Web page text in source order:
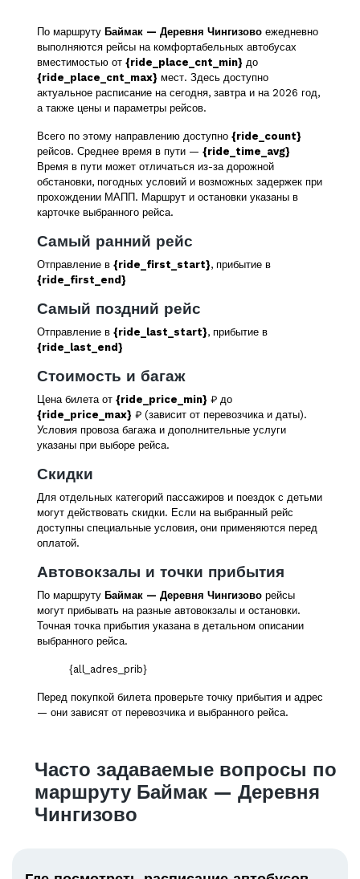
По маршруту Баймак — Деревня Чингизово ежедневно
выполняются рейсы на комфортабельных автобусах
вместимостью от {ride_place_cnt_min} до
{ride_place_cnt_max} мест. Здесь доступно
актуальное расписание на сегодня, завтра и на 2026 год,
а также цены и параметры рейсов.
Всего по этому направлению доступно {ride_count}
рейсов. Среднее время в пути — {ride_time_avg}
Время в пути может отличаться из-за дорожной
обстановки, погодных условий и возможных задержек при
прохождении МАПП. Маршрут и остановки указаны в
карточке выбранного рейса.
Самый ранний рейс
Отправление в {ride_first_start}, прибытие в
{ride_first_end}
Самый поздний рейс
Отправление в {ride_last_start}, прибытие в
{ride_last_end}
Стоимость и багаж
Цена билета от {ride_price_min} ₽ до
{ride_price_max} ₽ (зависит от перевозчика и даты).
Условия провоза багажа и дополнительные услуги
указаны при выборе рейса.
Скидки
Для отдельных категорий пассажиров и поездок с детьми
могут действовать скидки. Если на выбранный рейс
доступны специальные условия, они применяются перед
оплатой.
Автовокзалы и точки прибытия
По маршруту Баймак — Деревня Чингизово рейсы
могут прибывать на разные автовокзалы и остановки.
Точная точка прибытия указана в детальном описании
выбранного рейса.
{all_adres_prib}
Перед покупкой билета проверьте точку прибытия и адрес
— они зависят от перевозчика и выбранного рейса.
Часто задаваемые вопросы по
маршруту Баймак — Деревня
Чингизово